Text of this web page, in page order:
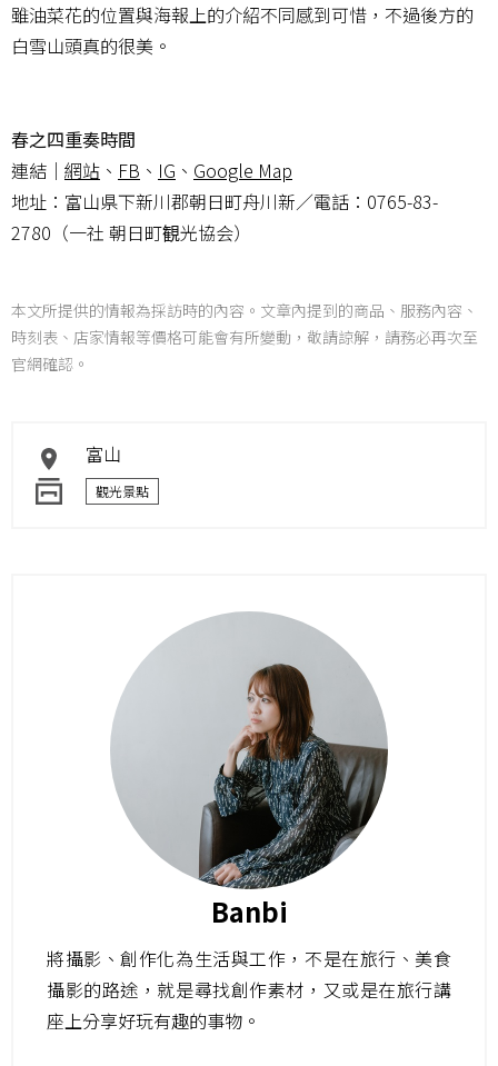
雖油菜花的位置與海報上的介紹不同感到可惜，不過後方的
白雪山頭真的很美。
春之四重奏時間
連結｜ 網站 、 FB 、 IG 、 Google Map
地址：富山県下新川郡朝日町舟川新／電話：0765-83-
2780（一社 朝日町観光協会）
本文所提供的情報為採訪時的內容。文章內提到的商品、服務內容、
時刻表、店家情報等價格可能會有所變動，敬請諒解，請務必再次至
官網確認。
富山
觀光景點
Banbi
將攝影、創作化為生活與工作，不是在旅行、美食
攝影的路途，就是尋找創作素材，又或是在旅行講
座上分享好玩有趣的事物。